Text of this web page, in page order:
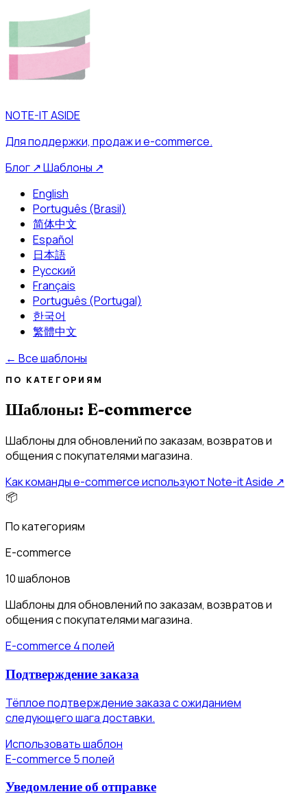
NOTE-IT ASIDE
Для поддержки, продаж и e-commerce.
Блог ↗Шаблоны ↗
English
Português (Brasil)
简体中文
Español
日本語
Русский
Français
Português (Portugal)
한국어
繁體中文
← Все шаблоны
ПО КАТЕГОРИЯМ
Шаблоны: E-commerce
Шаблоны для обновлений по заказам, возвратов и
общения с покупателями магазина.
Как команды e-commerce используют Note-it Aside ↗
📦
По категориям
E-commerce
10 шаблонов
Шаблоны для обновлений по заказам, возвратов и
общения с покупателями магазина.
E-commerce 4 полей
Подтверждение заказа
Тёплое подтверждение заказа с ожиданием
следующего шага доставки.
Использовать шаблон
E-commerce 5 полей
Уведомление об отправке